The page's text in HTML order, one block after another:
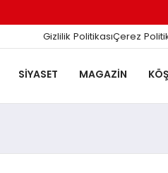
Gizlilik PolitikasıÇerez
SIYASET MAGAZIN